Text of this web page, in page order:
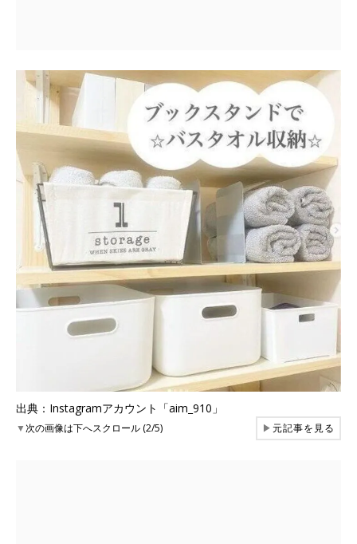
出典：Instagramアカウント「aim_910」
▼次の画像は下へスクロール (2/5) ▶元記事を見る